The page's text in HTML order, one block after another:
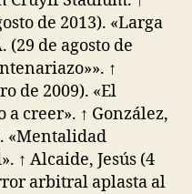
de 2013). «Larga
de agosto de
↑
de 2009). «El
creer». ↑ González,
«Mentalidad
↑ Alcaide, Jesús (4
arbitral aplasta al